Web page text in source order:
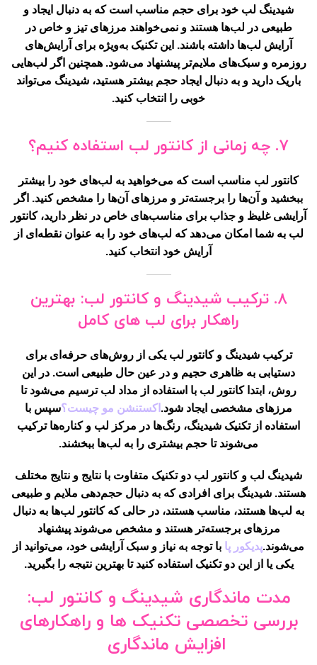
شیدینگ لب خود برای حجم مناسب است که به دنبال ایجاد و
طبیعی در لب‌ها هستند و نمی‌خواهند مرزهای تیز و خاص در
آرایش لب‌ها داشته باشند. این تکنیک به‌ویژه برای آرایش‌های
روزمره و سبک‌های ملایم‌تر پیشنهاد می‌شود. همچنین اگر لب‌هایی
باریک دارید و به دنبال ایجاد حجم بیشتر هستید، شیدینگ می‌تواند
خوبی را انتخاب کنید.
۷. چه زمانی از کانتور لب استفاده کنیم؟
کانتور لب مناسب است که می‌خواهید به لب‌های خود را بیشتر
ببخشید و آن‌ها را برجسته‌تر و مرزهای آن‌ها را مشخص کنید. اگر
آرایشی غلیظ و جذاب برای مناسب‌های خاص در نظر دارید، کانتور
لب به شما امکان می‌دهد که لب‌های خود را به عنوان نقطه‌ای از
آرایش خود انتخاب کنید.
۸. ترکیب شیدینگ و کانتور لب: بهترین
راهکار برای لب های کامل
ترکیب شیدینگ و کانتور لب یکی از روش‌های حرفه‌ای برای
دستیابی به ظاهری حجیم و در عین حال طبیعی است. در این
روش، ابتدا کانتور لب با استفاده از مداد لب ترسیم می‌شود تا
مرزهای مشخصی ایجاد شود. اکستنشن مو چیست؟سپس با
استفاده از تکنیک شیدینگ، رنگ‌ها در مرکز لب و کناره‌ها ترکیب
می‌شوند تا حجم بیشتری را به لب‌ها ببخشند.
شیدینگ لب و کانتور لب دو تکنیک متفاوت با نتایج و نتایج مختلف
هستند. شیدینگ برای افرادی که به دنبال حجم‌دهی ملایم و طبیعی
به لب‌ها هستند، مناسب هستند، در حالی که کانتور لب‌ها به دنبال
مرزهای برجسته‌تر هستند و مشخص می‌شوند پیشنهاد
می‌شوند.پدیکور پا با توجه به نیاز و سبک آرایشی خود، می‌توانید از
یکی یا از این دو تکنیک استفاده کنید تا بهترین نتیجه را بگیرید.
مدت ماندگاری شیدینگ و کانتور لب:
بررسی تخصصی تکنیک ها و راهکارهای
افزایش ماندگاری